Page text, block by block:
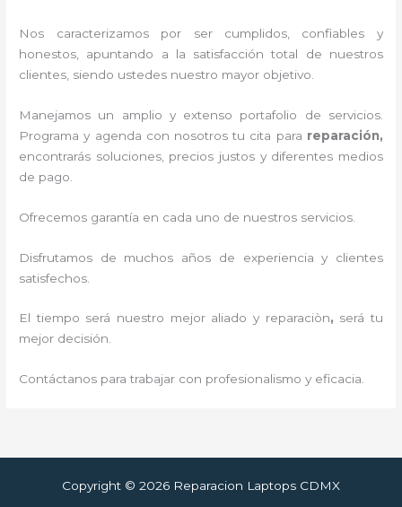
Nos caracterizamos por ser cumplidos, confiables y
honestos, apuntando a la satisfacción total de nuestros
clientes, siendo ustedes nuestro mayor objetivo.
Manejamos un amplio y extenso portafolio de servicios.
Programa y agenda con nosotros tu cita para reparación,
encontrarás soluciones, precios justos y diferentes medios
de pago.
Ofrecemos garantía en cada uno de nuestros servicios.
Disfrutamos de muchos años de experiencia y clientes
satisfechos.
El tiempo será nuestro mejor aliado y reparaciòn, será tu
mejor decisión.
Contáctanos para trabajar con profesionalismo y eficacia.
Copyright © 2026 Reparacion Laptops CDMX